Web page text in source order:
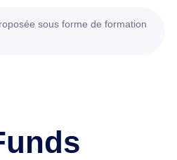
sous forme de formation